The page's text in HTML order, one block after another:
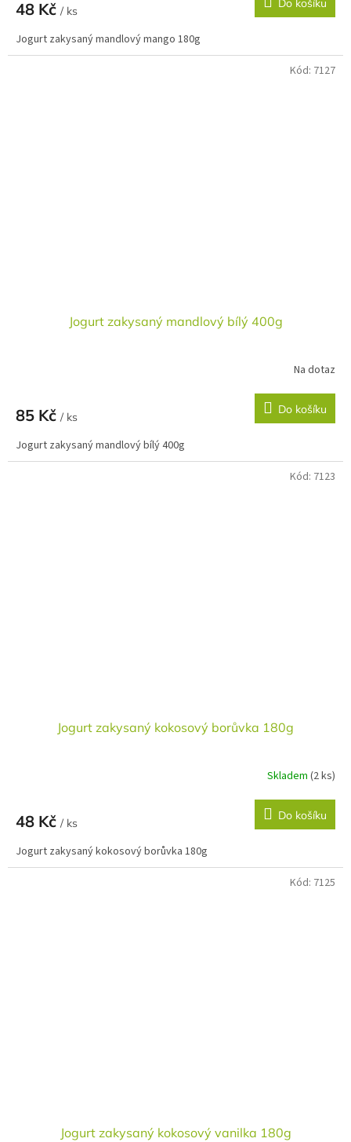
48 Kč / ks
Do košíku
Jogurt zakysaný mandlový mango 180g
Jogurt zakysaný mandlový bílý 400g
Na dotaz
85 Kč / ks
Do košíku
Jogurt zakysaný mandlový bílý 400g
Kód: 7127
Jogurt zakysaný kokosový borůvka 180g
Skladem (2 ks)
48 Kč / ks
Do košíku
Jogurt zakysaný kokosový borůvka 180g
Kód: 7123
Jogurt zakysaný kokosový vanilka 180g
Kód: 7125